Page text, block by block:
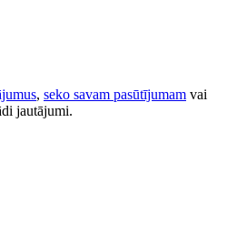
, seko savam pasūtījumam vai
jautājumi.